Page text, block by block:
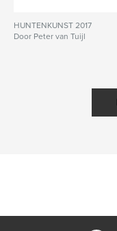
HUNTENKUNST 2017
Door Peter van Tuijl